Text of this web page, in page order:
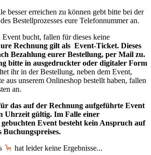
besser erreichen zu können gebt bitte bei der
Bestellprozesses eure Telefonnummer an.
bucht, fallen für dieses keine
Rechnung gilt als Event-Ticket. Dieses
Bezahlung eurer Bestellung, per Mail zu.
bitte in ausgedruckter oder digitaler Form
ihr in der Bestellung, neben dem Event,
aus unserem Onlineshop bestellt haben, fallen
an.
das auf der Rechnung aufgeführte Event
Uhrzeit gültig. Im Falle einer
Event besteht kein Anspruch auf
hat leider keine Ergebnisse...